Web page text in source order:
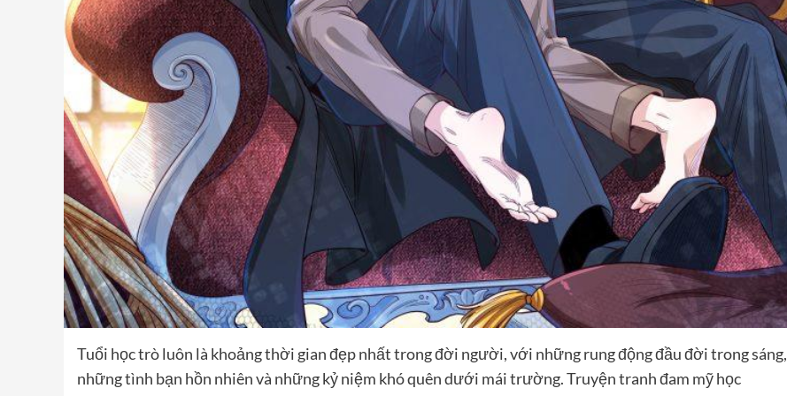
Tuổi học trò luôn là khoảng thời gian đẹp nhất trong đời người, với những rung động đầu đời trong sáng,
những tình bạn hồn nhiên và những kỷ niệm khó quên dưới mái trường. Truyện tranh đam mỹ học